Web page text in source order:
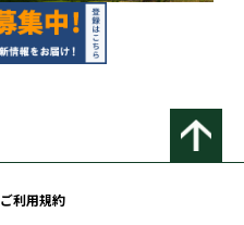
ご利用規約